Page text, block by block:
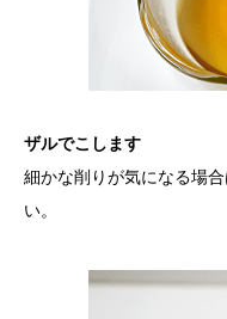
ザルでこします
細かな削りが気になる場
い。